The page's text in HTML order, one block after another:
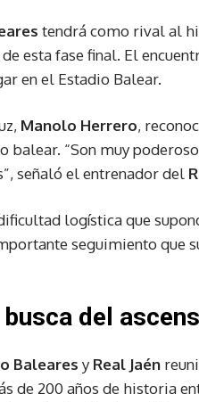
tendrá como rival al
esta fase final. El
en el Estadio Balear.
Manolo Herrero,
“Son muy
señaló el entrenador del
logística que
seguimiento que
del
Baleares y Real Jaén
de 200 años de historia